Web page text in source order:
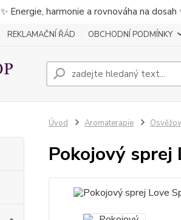
✨ Energie, harmonie a rovnováha na
REKLAMAČNÍ ŘÁD OBCHODNÍ PODMÍNKY
Úvod Aromaterapie
Pokojový sprej